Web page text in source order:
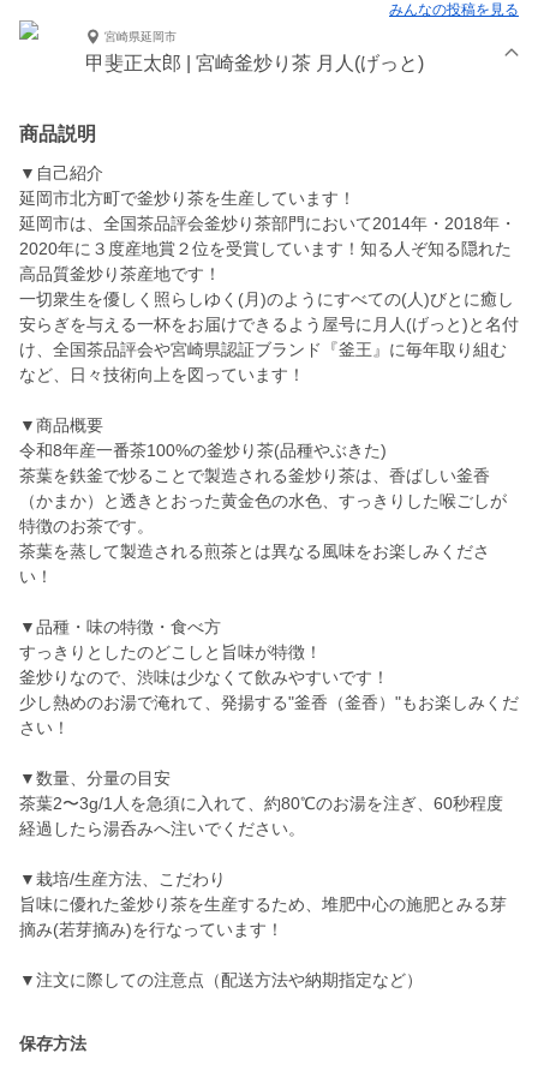
みんなの投稿を見る
宮崎県延岡市
甲斐正太郎 | 宮崎釜炒り茶 月人(げっと)
商品説明
▼自己紹介
延岡市北方町で釜炒り茶を生産しています！
延岡市は、全国茶品評会釜炒り茶部門において2014年・2018年・
2020年に３度産地賞２位を受賞しています！知る人ぞ知る隠れた
高品質釜炒り茶産地です！
一切衆生を優しく照らしゆく(月)のようにすべての(人)びとに癒し
安らぎを与える一杯をお届けできるよう屋号に月人(げっと)と名付
け、全国茶品評会や宮崎県認証ブランド『釜王』に毎年取り組む
など、日々技術向上を図っています！
▼商品概要
令和8年産一番茶100%の釜炒り茶(品種やぶきた)
茶葉を鉄釜で炒ることで製造される釜炒り茶は、香ばしい釜香
（かまか）と透きとおった黄金色の水色、すっきりした喉ごしが
特徴のお茶です。
茶葉を蒸して製造される煎茶とは異なる風味をお楽しみくださ
い！
▼品種・味の特徴・食べ方
すっきりとしたのどこしと旨味が特徴！
釜炒りなので、渋味は少なくて飲みやすいです！
少し熱めのお湯で淹れて、発揚する"釜香（釜香）"もお楽しみくだ
さい！
▼数量、分量の目安
茶葉2〜3g/1人を急須に入れて、約80℃のお湯を注ぎ、60秒程度
経過したら湯呑みへ注いでください。
▼栽培/生産方法、こだわり
旨味に優れた釜炒り茶を生産するため、堆肥中心の施肥とみる芽
摘み(若芽摘み)を行なっています！
▼注文に際しての注意点（配送方法や納期指定など）
保存方法